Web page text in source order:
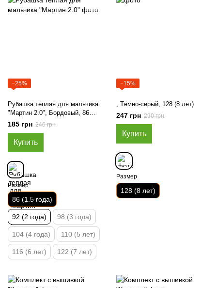
−25%
Рубашка теплая для мальчика
"Мартин 2.0", Бордовый, 86
(1.5 года)
185 грн 246 грн
Купить
Размер
86 (1.5 года)
92 (2 года) 98 (3 года)
104 (4 года) 110 (5 лет)
116 (6 лет) 122 (7 лет)
−15%
, Тёмно-серый, 128 (8 лет)
247 грн 290 грн
Купить
Размер
128 (8 лет)